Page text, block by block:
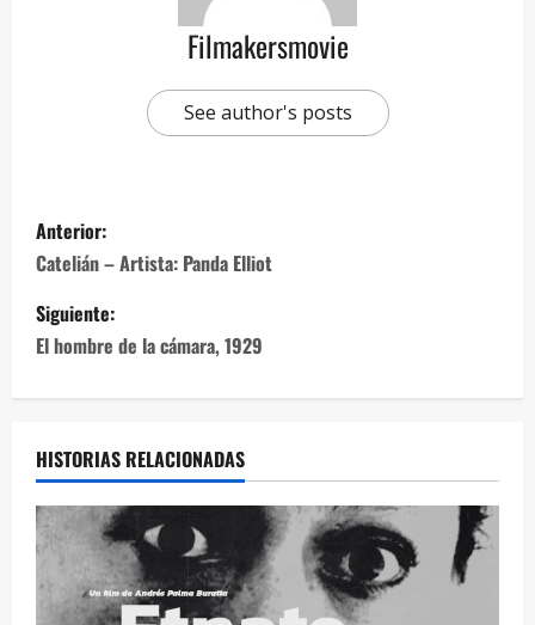
Filmakersmovie
See author's posts
Anterior:
Catelián – Artista: Panda Elliot
Siguiente:
El hombre de la cámara, 1929
HISTORIAS RELACIONADAS